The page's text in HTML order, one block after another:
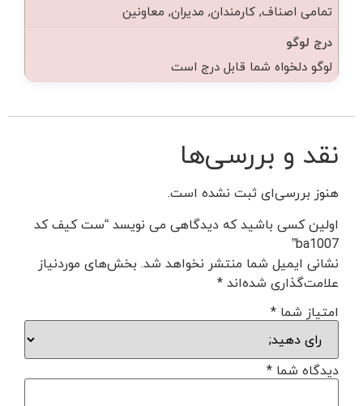
تمامی اصناف, کارمندان, مدیران, معاونین
درج لوگو
لوگو دلخواه شما قابل درج است
نقد و بررسی‌ها
هنوز بررسی‌ای ثبت نشده است.
اولین کسی باشید که دیدگاهی می نویسد “ست کیف کد
ba1007”
نشانی ایمیل شما منتشر نخواهد شد. بخش‌های موردنیاز
علامت‌گذاری شده‌اند*
امتیاز شما *
دیدگاه شما *